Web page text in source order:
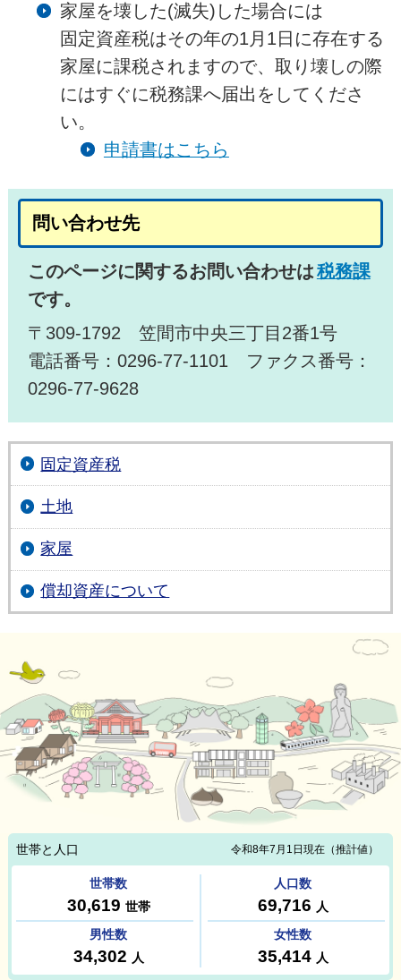
家屋を壊した(滅失)した場合には
固定資産税はその年の1月1日に存在する
家屋に課税されますので、取り壊しの際
にはすぐに税務課へ届出をしてくださ
い。
申請書はこちら
問い合わせ先
このページに関するお問い合わせは税務課
です。
〒309-1792 笠間市中央三丁目2番1号
電話番号：0296-77-1101 ファクス番号：
0296-77-9628
固定資産税
土地
家屋
償却資産について